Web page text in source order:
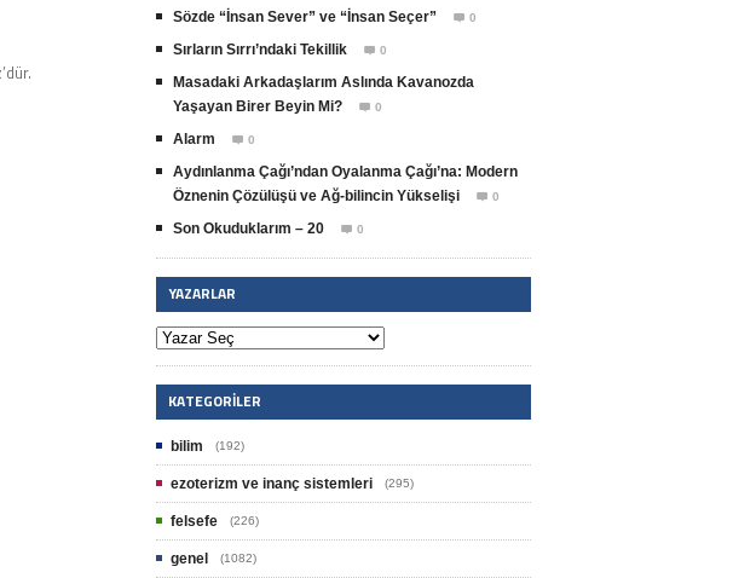
Sözde “İnsan Sever” ve “İnsan Seçer”  0
Sırların Sırrı’ndaki Tekillik  0
Masadaki Arkadaşlarım Aslında Kavanozda
Yaşayan Birer Beyin Mi?
 0
Alarm  0
Aydınlanma Çağı’ndan Oyalanma Çağı’na: Modern
Öznenin Çözülüşü ve Ağ-bilincin Yükselişi
 0
Son Okuduklarım – 20  0
YAZARLAR
KATEGORILER
bilim (192)
ezoterizm ve inanç sistemleri (295)
felsefe (226)
genel (1082)